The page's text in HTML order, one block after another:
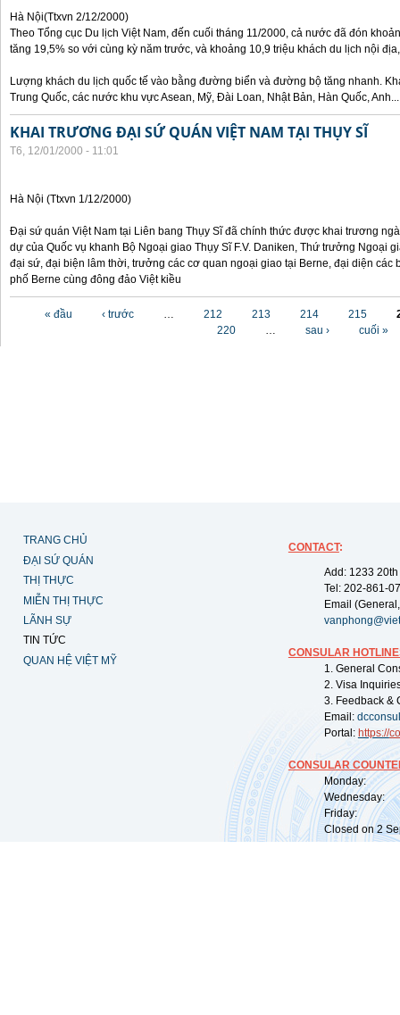
Hà Nội(Ttxvn 2/12/2000)
Theo Tổng cục Du lịch Việt Nam, đến cuối tháng 11/2000, cả nước đã đón
tăng 19,5% so với cùng kỳ năm trước, và khoảng 10,9 triệu khách du lịch nội
Lượng khách du lịch quốc tế vào bằng đường biển và đường bộ tăng nhanh.
Trung Quốc, các nước khu vực Asean, Mỹ, Đài Loan, Nhật Bản, Hàn Quốc, Anh...
KHAI TRƯƠNG ĐẠI SỨ QUÁN VIỆT NAM TẠI THỤY SĨ
T6, 12/01/2000 - 11:01
Hà Nội (Ttxvn 1/12/2000)
Đại sứ quán Việt Nam tại Liên bang Thụy Sĩ đã chính thức được khai trương
dự của Quốc vụ khanh Bộ Ngoại giao Thụy Sĩ F.V. Daniken, Thứ trưởng Ngoại
đại sứ, đại biện lâm thời, trưởng các cơ quan ngoại giao tại Berne, đại diện các
phố Berne cùng đông đảo Việt kiều
« đầu ‹ trước … 212 213 214 215
220
… sau › cuối »
TRANG CHỦ
ĐẠI SỨ QUÁN
THỊ THỰC
MIỄN THỊ THỰC
LÃNH SỰ
TIN TỨC
QUAN HỆ VIỆT MỸ
CONTACT:
Add: 1233
Tel: 202-861-
Email
CONSULAR
1. General
2. Visa
3. Feedback &
Email:
Portal: https://
CONSULAR
Monday:
Wednesday:
Friday:
Closed on 2